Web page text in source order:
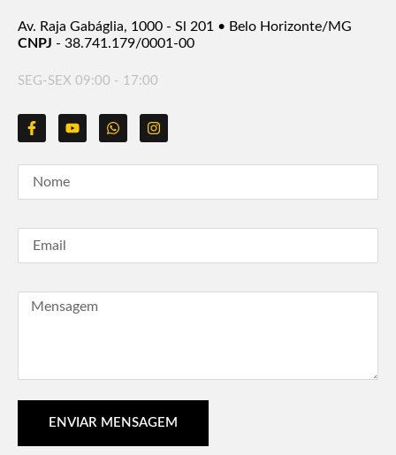
Av. Raja Gabáglia, 1000 - Sl 201 • Belo Horizonte/MG
CNPJ - 38.741.179/0001-00
SEG-SEX 09:00 - 17:00
ENVIAR MENSAGEM